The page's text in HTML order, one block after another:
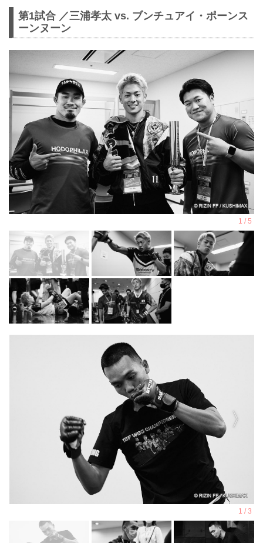
第1試合 ／三浦孝太 vs. ブンチュアイ・ポーンス
ーンヌーン